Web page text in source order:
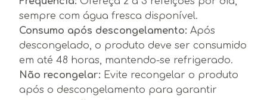
sempre com água fresca disponível.
Consumo após descongelamento: Após
descongelado, o produto deve ser consumido
em até 48 horas, mantendo-se refrigerado.
Não recongelar: Evite recongelar o produto
após o descongelamento para garantir